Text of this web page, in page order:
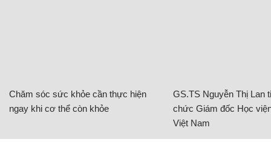
Chăm sóc sức khỏe cần thực hiện
ngay khi cơ thể còn khỏe
GS.TS Nguyễn Thị Lan
chức Giám đốc Học
Việt Nam